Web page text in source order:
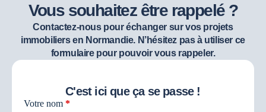
Vous souhaitez être rappelé ?
Contactez-nous pour échanger sur vos projets
immobiliers en Normandie. N’hésitez pas à utiliser ce
formulaire pour pouvoir vous rappeler.
C'est ici que ça se passe !
Contact
Votre nom *